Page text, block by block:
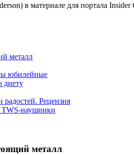
в материале для портала
металл
юбилейные
диету
Рецензия
TWS-наушники
металл